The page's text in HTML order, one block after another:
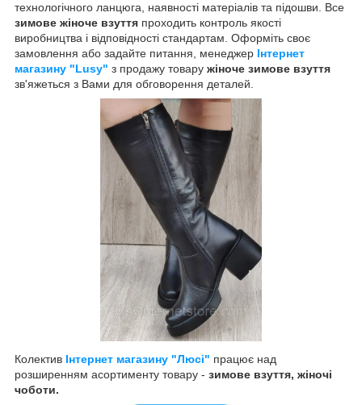
технологічного ланцюга, наявності матеріалів та підошви. Все
зимове жіноче взуття проходить контроль якості
виробництва і відповідності стандартам. Оформіть своє
замовлення або задайте питання, менеджер Інтернет
магазину "Lusy" з продажу товару жіноче зимове взуття
зв'яжеться з Вами для обговорення деталей.
Колектив Інтернет магазину "Люсі" працює над
розширенням асортименту товару - зимове взуття, жіночі
чоботи.